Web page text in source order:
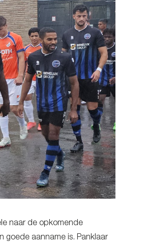
naar de opkomende
goede aanname is. Panklaar